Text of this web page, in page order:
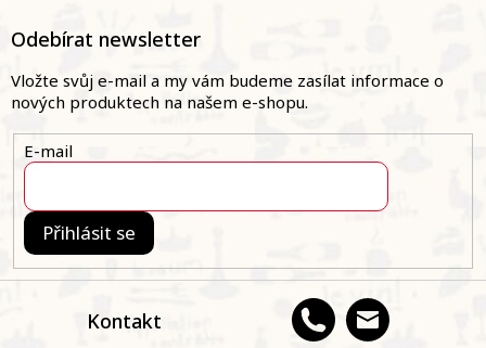
a
Kontakt
Odebírat newsletter
Vložte svůj e-mail a my vám budeme zasílat informace o
nových produktech na našem e-shopu.
E-mail
Přihlásit se